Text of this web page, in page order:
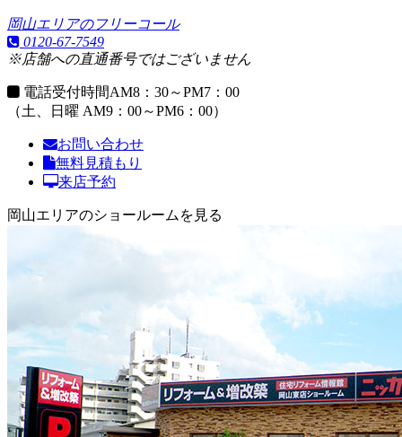
岡山エリアのフリーコール
0120-67-7549
※店舗への直通番号ではございません
電話受付時間AM8：30～PM7：00
（土、日曜 AM9：00～PM6：00）
お問い合わせ
無料見積もり
来店予約
岡山エリアのショールームを見る